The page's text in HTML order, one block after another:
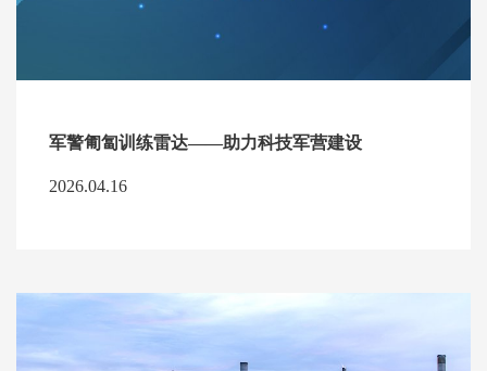
军警匍匐训练雷达——助力科技军营建设
2026.04.16